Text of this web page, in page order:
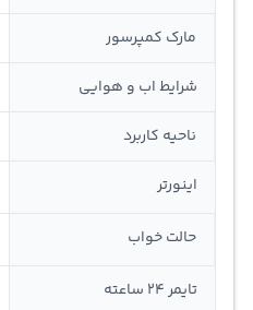
مارک کمپرسور
شرایط اب و هوایی
ناحیه کاربرد
اینورتر
حالت خواب
تایمر 24 ساعته